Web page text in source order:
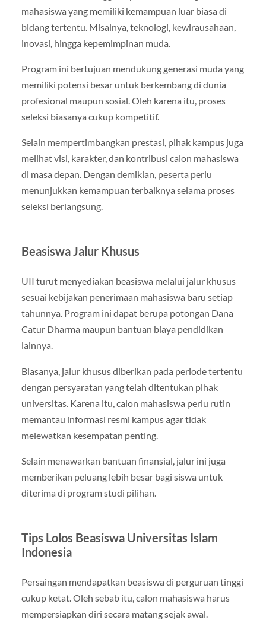
mahasiswa yang memiliki kemampuan luar biasa di
bidang tertentu. Misalnya, teknologi, kewirausahaan,
inovasi, hingga kepemimpinan muda.
Program ini bertujuan mendukung generasi muda yang
memiliki potensi besar untuk berkembang di dunia
profesional maupun sosial. Oleh karena itu, proses
seleksi biasanya cukup kompetitif.
Selain mempertimbangkan prestasi, pihak kampus juga
melihat visi, karakter, dan kontribusi calon mahasiswa
di masa depan. Dengan demikian, peserta perlu
menunjukkan kemampuan terbaiknya selama proses
seleksi berlangsung.
Beasiswa Jalur Khusus
UII turut menyediakan beasiswa melalui jalur khusus
sesuai kebijakan penerimaan mahasiswa baru setiap
tahunnya. Program ini dapat berupa potongan Dana
Catur Dharma maupun bantuan biaya pendidikan
lainnya.
Biasanya, jalur khusus diberikan pada periode tertentu
dengan persyaratan yang telah ditentukan pihak
universitas. Karena itu, calon mahasiswa perlu rutin
memantau informasi resmi kampus agar tidak
melewatkan kesempatan penting.
Selain menawarkan bantuan finansial, jalur ini juga
memberikan peluang lebih besar bagi siswa untuk
diterima di program studi pilihan.
Tips Lolos Beasiswa Universitas Islam
Indonesia
Persaingan mendapatkan beasiswa di perguruan tinggi
cukup ketat. Oleh sebab itu, calon mahasiswa harus
mempersiapkan diri secara matang sejak awal.